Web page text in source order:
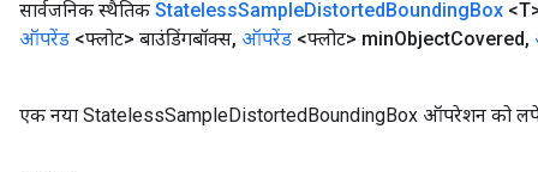
सार्वजनिक स्थैतिक StatelessSampleDistortedBoundingBox
ऑपरेंड <फ्लोट> बाउंडिंगबॉक्स, ऑपरेंड <फ्लोट> minObjectCovered,
एक नया StatelessSampleDistortedBoundingBox ऑपरेशन को